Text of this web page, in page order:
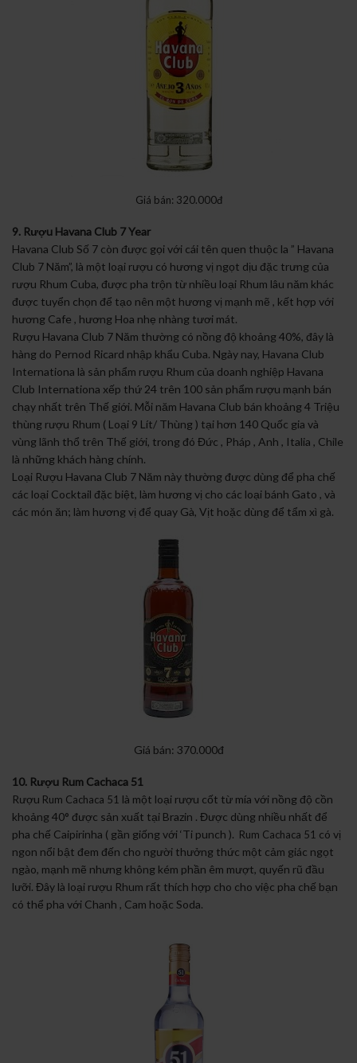
Giá bán: 320.000đ
9. Rượu Havana Club 7 Year
Havana Club Số 7 còn được gọi với cái tên quen thuộc la ” Havana
Club 7 Năm”, là một loại rượu có hương vị ngọt dịu đặc trưng của
rượu Rhum Cuba, được pha trộn từ nhiều loại Rhum lâu năm khác
được tuyển chọn để tạo nên một hương vị mạnh mẽ , kết hợp với
hương Cafe , hương Hoa nhẹ nhàng tươi mát.
Rượu Havana Club 7 Năm thường có nồng độ khoảng 40%, đây là
hàng do Pernod Ricard nhập khẩu Cuba. Ngày nay, Havana Club
Internationa là sản phẩm rượu Rhum của doanh nghiệp Havana
Club Internationa xếp thứ 24 trên 100 sản phẩm rượu mạnh bán
chạy nhất trên Thế giới. Mỗi năm Havana Club bán khoảng 4 Triệu
thùng rượu Rhum ( Loại 9 Lít/ Thùng ) tại hơn 140 Quốc gia và
vùng lãnh thổ trên Thế giới, trong đó Đức , Pháp , Anh , Italia , Chile
là những khách hàng chính.
Loại Rượu Havana Club 7 Năm này thường được dùng để pha chế
các loại Cocktail đặc biệt, làm hương vị cho các loại bánh Gato , và
các món ăn; làm hương vị để quay Gà, Vịt hoặc dùng để tẩm xì gà.
Giá bán: 370.000đ
10. Rượu Rum Cachaca 51
Rượu Rum Cachaca 51 là một loại rượu cốt từ mía với nồng độ cồn
khoảng 40° được sản xuất tại Brazin . Được dùng nhiều nhất để
pha chế Caipirinha ( gần giống với ‘Ti punch ). Rum Cachaca 51 có vị
ngon nổi bật đem đến cho người thưởng thức một cảm giác ngọt
ngào, mạnh mẽ nhưng không kém phần êm mượt, quyến rũ đầu
lưỡi. Đây là loại rượu Rhum rất thích hợp cho cho việc pha chế bạn
có thể pha với Chanh , Cam hoặc Soda.